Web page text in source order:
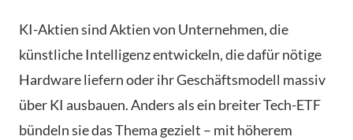
KI-Aktien sind Aktien von Unternehmen, die
künstliche Intelligenz entwickeln, die dafür nötige
Hardware liefern oder ihr Geschäftsmodell massiv
über KI ausbauen. Anders als ein breiter Tech-ETF
bündeln sie das Thema gezielt – mit höherem